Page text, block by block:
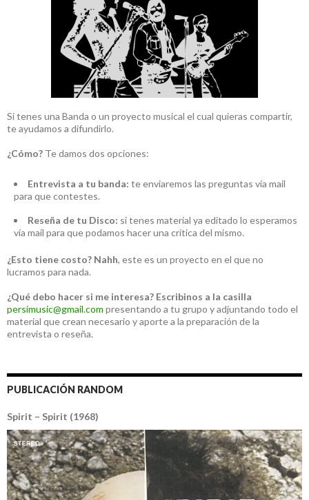
Si tenes una Banda o un proyecto musical el cual quieras compartir,
te ayudamos a difundirlo.
¿Cómo? Te damos dos opciones:
Entrevista a tu banda: te enviaremos las preguntas vía mail
para que contestes.
Reseña de tu Disco: si tenes material ya editado lo esperamos
vía mail para que podamos hacer una crítica del mismo.
¿Esto tiene costo? Nahh, este es un proyecto en el que no
lucramos para nada.
¿Qué debo hacer si me interesa? Escribinos a la casilla
persimusic@gmail.com presentando a tu grupo y adjuntando todo el
material que crean necesario y aporte a la preparación de la
entrevista o reseña.
PUBLICACIÓN RANDOM
Spirit – Spirit (1968)